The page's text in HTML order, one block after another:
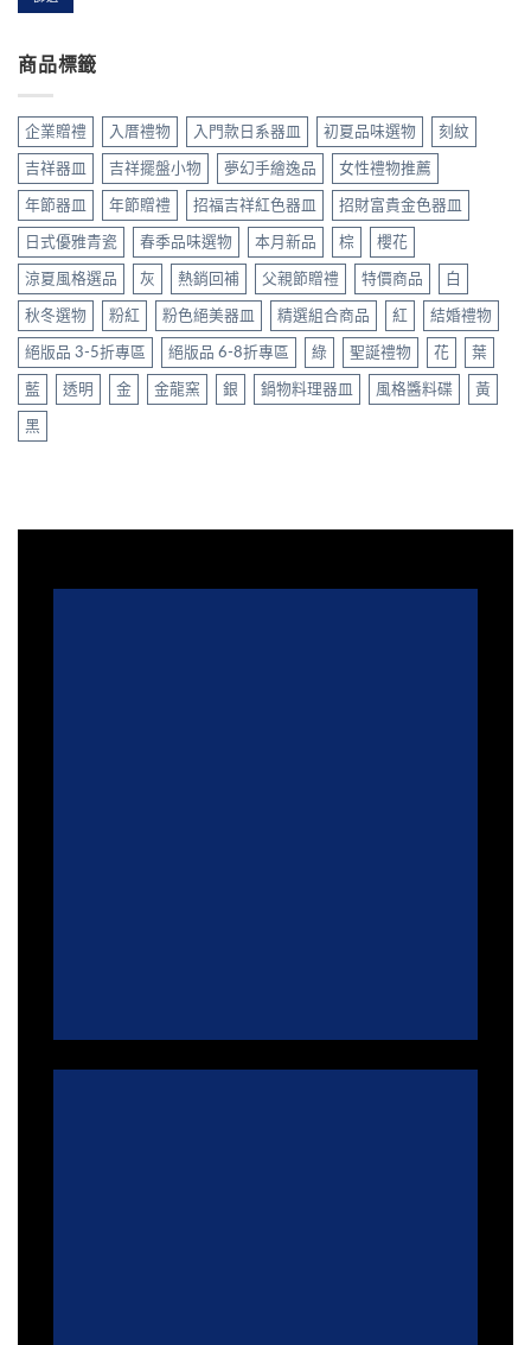
低
高
商品標籤
企業贈禮 入厝禮物 入門款日系器皿 初夏品味選物 刻紋
吉祥器皿 吉祥擺盤小物 夢幻手繪逸品 女性禮物推薦
年節器皿 年節贈禮 招福吉祥紅色器皿 招財富貴金色器皿
日式優雅青瓷 春季品味選物 本月新品 棕 櫻花
涼夏風格選品 灰 熱銷回補 父親節贈禮 特價商品 白
秋冬選物 粉紅 粉色絕美器皿 精選組合商品 紅 結婚禮物
絕版品 3-5折專區 絕版品 6-8折專區 綠 聖誕禮物 花 葉
藍 透明 金 金龍窯 銀 鍋物料理器皿 風格醬料碟 黃
黑